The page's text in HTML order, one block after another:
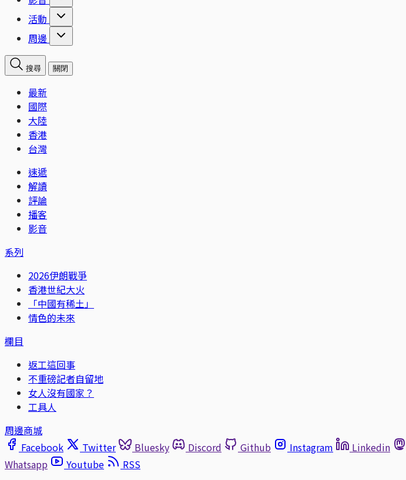
活動
周邊
搜尋 關閉
最新
國際
大陸
香港
台灣
速遞
解讀
評論
播客
影音
系列
2026伊朗戰爭
香港世紀大火
「中國有稀土」
情色的未來
欄目
返工這回事
不重磅記者自留地
女人沒有國家？
工具人
周邊商城
Facebook
Twitter Bluesky Discord Github Instagram Linkedin
Whatsapp
Youtube
RSS